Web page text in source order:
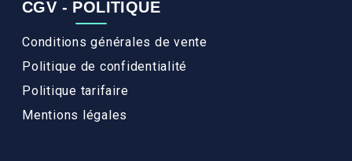
CGV - POLITIQUE
Conditions générales de vente
Politique de confidentialité
Politique tarifaire
Mentions légales